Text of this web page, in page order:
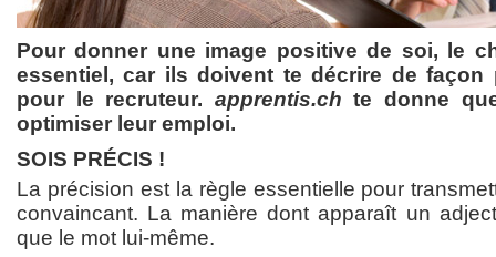
Pour donner une image positive de soi, le
essentiel, car ils doivent te décrire de façon
pour le recruteur. apprentis.ch te donne
optimiser leur emploi.
SOIS PRÉCIS !
La précision est la règle essentielle pour
convaincant. La manière dont apparaît un
que le mot lui-même.